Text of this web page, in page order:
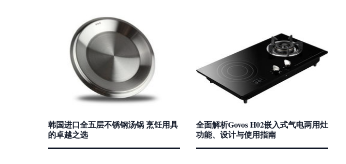
韩国进口全五层不锈钢汤锅 烹饪用具
的卓越之选
全面解析Govos H02嵌入式气电两用灶
功能、设计与使用指南